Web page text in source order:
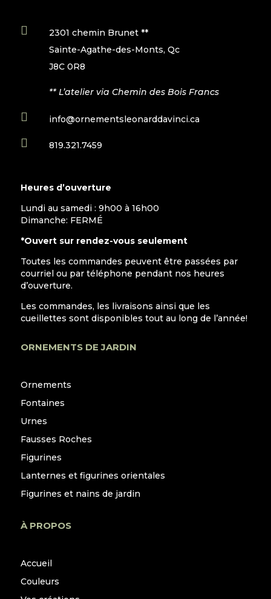

2301 chemin Brunet **
Sainte-Agathe-des-Monts, Qc
J8C 0R8
** L’atelier via Chemin des Bois Francs
 info@ornementsleonarddavinci.ca
 819.321.7459
Heures d’ouverture
Lundi au samedi : 9h00 à 16h00
Dimanche: FERMÉ
*Ouvert sur rendez-vous seulement
Toutes les commandes peuvent être passées par
courriel ou par téléphone pendant nos heures
d’ouverture.
Les commandes, les livraisons ainsi que les
cueillettes sont disponibles tout au long de l’année!
ORNEMENTS DE JARDIN
Ornements
Fontaines
Urnes
Fausses Roches
Figurines
Lanternes et figurines orientales
Figurines et nains de jardin
À PROPOS
Accueil
Couleurs